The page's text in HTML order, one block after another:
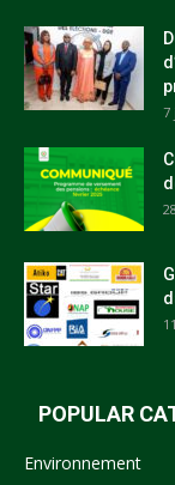
7
POPULAR
Environnement